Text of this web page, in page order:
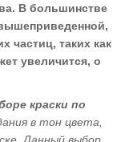
В большинстве
частиц, таких как
увеличится, о
краски по
в тон цвета,
Данный выбор